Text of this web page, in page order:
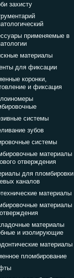
захисту
применяемые в
материалы
для фиксации
коронки,
и фиксация
системы
зубов
системы
материалы
отверждения
для пломбировки
каналов
материалы
материалы
материалы
и изолирующие
материалы
пломбирование